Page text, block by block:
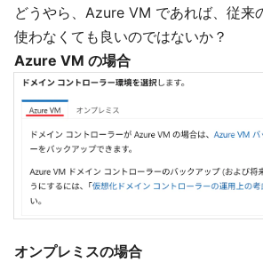
どうやら、Azure VM であれば、従来
使わなくても良いのではないか？
Azure VM の場合
オンプレミスの場合